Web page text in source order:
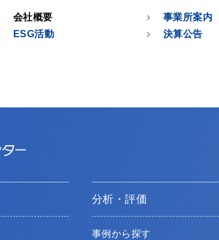
会社概要
事業所案内
ESG活動
決算公告
分析・評価
事例から探す